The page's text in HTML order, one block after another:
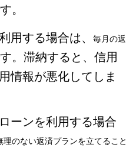
。
用する場合は、 毎月の返
。滞納すると、信用
情報が悪化してしま
ーンを利用する場合
のない返済プランを立てること